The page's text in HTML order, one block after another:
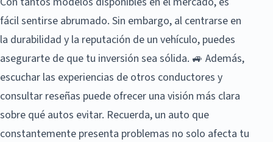
fácil sentirse abrumado. Sin embargo, al centrarse en
la durabilidad y la reputación de un vehículo, puedes
asegurarte de que tu inversión sea sólida. 🚙 Además,
escuchar las experiencias de otros conductores y
consultar reseñas puede ofrecer una visión más clara
sobre qué autos evitar. Recuerda, un auto que
constantemente presenta problemas no solo afecta tu